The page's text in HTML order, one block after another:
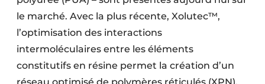
le marché. Avec la plus récente, Xolutec™,
l’optimisation des interactions
intermoléculaires entre les éléments
constitutifs en résine permet la création d’un